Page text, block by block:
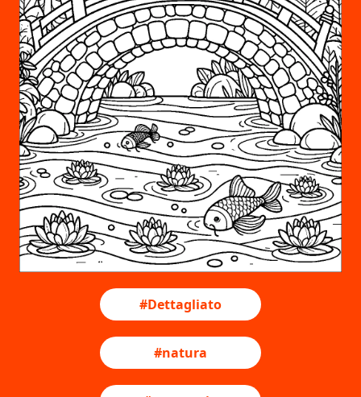
#Dettagliato
#natura